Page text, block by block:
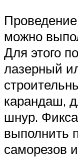
можно
Для этого
лазерный
карандаш,
шнур.
выполнить
саморезов